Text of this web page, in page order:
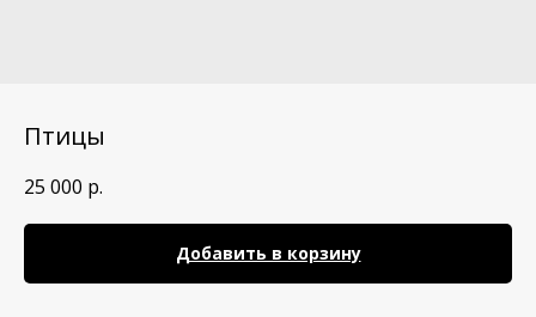
Птицы
25 000 р.
Добавить в корзину